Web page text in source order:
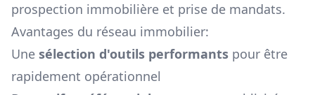
prospection immobilière et prise de mandats.
Avantages du réseau immobilier:
Une sélection d'outils performants pour être
rapidement opérationnel